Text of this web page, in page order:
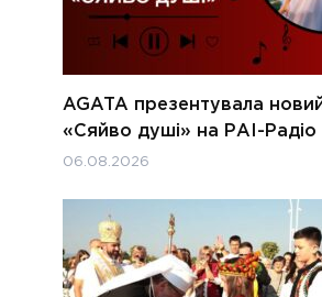
AGATA презентувала
«Сяйво душі» на РАІ-Радіо
06.08.2026